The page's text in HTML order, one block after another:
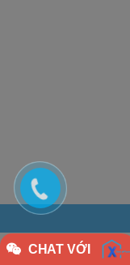
CHAT VỚI